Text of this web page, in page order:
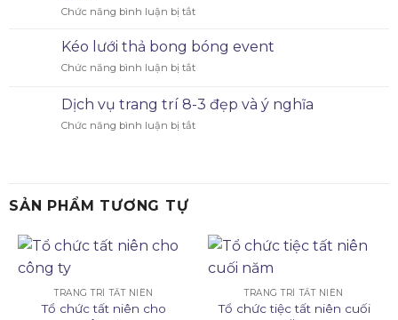
Chức năng bình luận bị tắt
Kéo lưới thả bong bóng event
Chức năng bình luận bị tắt
Dịch vụ trang trí 8-3 đẹp và ý nghĩa
Chức năng bình luận bị tắt
SẢN PHẨM TƯƠNG TỰ
TRANG TRÍ TẤT NIÊN
Tổ chức tất niên cho
TRANG TRÍ TẤT NIÊN
Tổ chức tiệc tất niên cuối